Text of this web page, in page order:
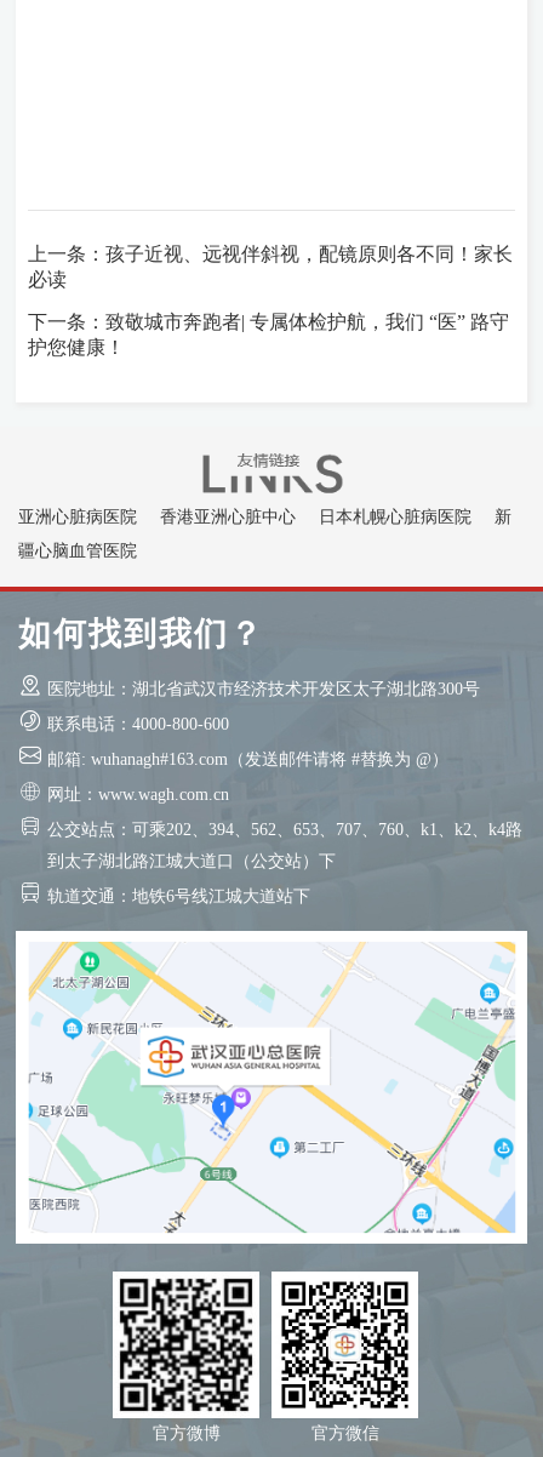
上一条：孩子近视、远视伴斜视，配镜原则各不同！家长
必读
下一条：致敬城市奔跑者| 专属体检护航，我们 “医” 路守
护您健康！
亚洲心脏病医院 香港亚洲心脏中心 日本札幌心脏病医院
新
疆心脑血管医院
如何找到我们？
医院地址：湖北省武汉市经济技术开发区太子湖北路300号
联系电话：4000-800-600
邮箱: wuhanagh#163.com（发送邮件请将 #替换为 @）
网址：www.wagh.com.cn
公交站点：可乘202、394、562、653、707、760、k1、k2、k4路
到太子湖北路江城大道口（公交站）下
轨道交通：地铁6号线江城大道站下
官方微博 官方微信